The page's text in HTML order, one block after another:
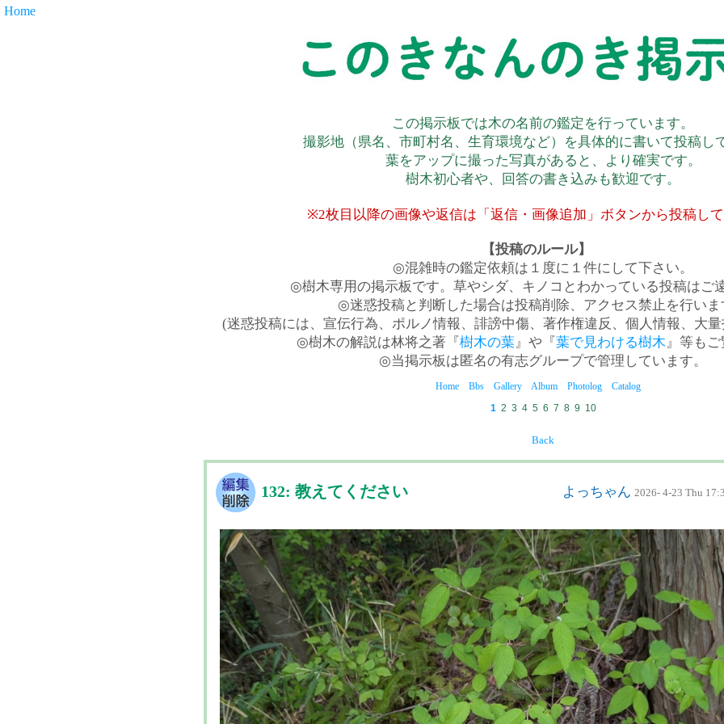
Home
この掲示板では木の名前の鑑定を行っています。
撮影地（県名、市町村名、生育環境など）を具体的に書いて投稿し
葉をアップに撮った写真があると、より確実です。
樹木初心者や、回答の書き込みも歓迎です。
※2枚目以降の画像や返信は「返信・画像追加」ボタンから投稿し
【投稿のルール】
◎混雑時の鑑定依頼は１度に１件にして下さい。
◎樹木専用の掲示板です。草やシダ、キノコとわかっている投稿はご
◎迷惑投稿と判断した場合は投稿削除、アクセス禁止を行いま
(迷惑投稿には、宣伝行為、ポルノ情報、誹謗中傷、著作権違反、個人情報、大
◎樹木の解説は林将之著『樹木の葉』や『葉で見わける樹木』等も
◎当掲示板は匿名の有志グループで管理しています。
Home Bbs Gallery Album Photolog
Catalog
1 2 3 4 5 6 7 8 9 10
Back
132: 教えてください よっちゃん 2026- 4-23 Thu